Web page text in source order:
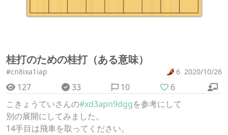
桂打のための桂打（ある意味）
#cn8ixa1iap 6 2020/10/26
127 33 10
6
こきょうていさんの#xd3apn9dggを参考にして
別の展開にしてみました。
14手目は飛車を取ってください。